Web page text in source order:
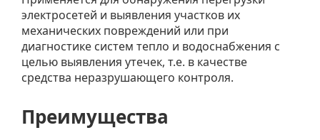
электросетей и выявления участков их
механических повреждений или при
диагностике систем тепло и водоснабжения с
целью выявления утечек, т.е. в качестве
средства неразрушающего контроля.
Преимущества